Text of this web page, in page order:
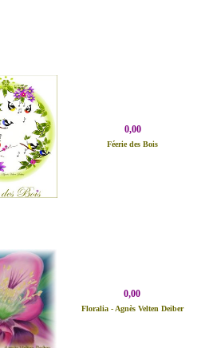
0,00
Féerie des Bois
0,00
Floralia - Agnès Velten Deiber